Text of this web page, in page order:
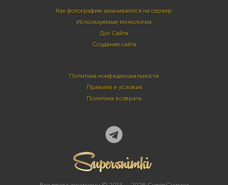
Как фотографии закачиваются на сервер
Используемые технологии
Дух Сайта
Создание сайта
Политика конфиденциальности
Правила и условия
Политика возврата